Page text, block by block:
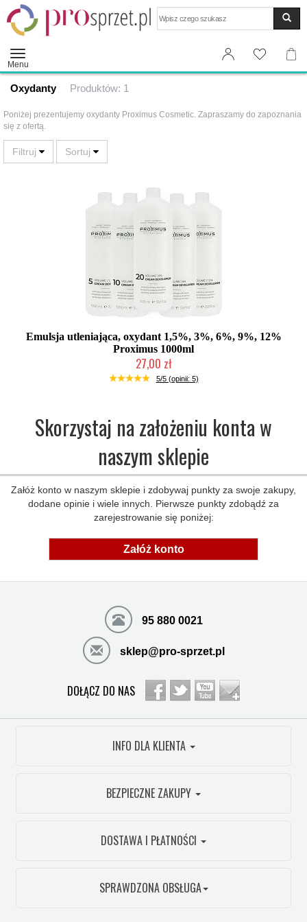
Menu
Oxydanty Produktów: 1
Poniżej prezentujemy oxydanty Proximus Cosmetic. Zapraszamy do zapoznania
się z ofertą.
Emulsja utleniająca, oxydant 1,5%, 3%, 6%, 9%, 12%
Proximus 1000ml
27,00 zł
Duża ilość (wysyłka w 24h)
5/5 (opinii: 5)
Skorzystaj na założeniu konta w
naszym sklepie
Załóż konto w naszym sklepie i zdobywaj punkty za swoje zakupy,
dodane opinie i wiele innych. Pierwsze punkty zdobądź za
zarejestrowanie się poniżej:
Załóż konto
95 880 0021
sklep@pro-sprzet.pl
DOŁĄCZ DO NAS
INFO DLA KLIENTA
BEZPIECZNE ZAKUPY
DOSTAWA I PŁATNOŚCI
SPRAWDZONA OBSŁUGA